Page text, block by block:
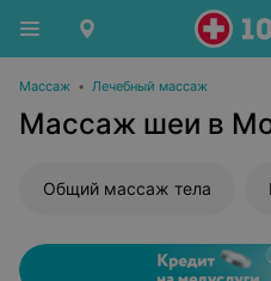
Массаж • Лечебный массаж
Массаж шеи в
Общий массаж тела